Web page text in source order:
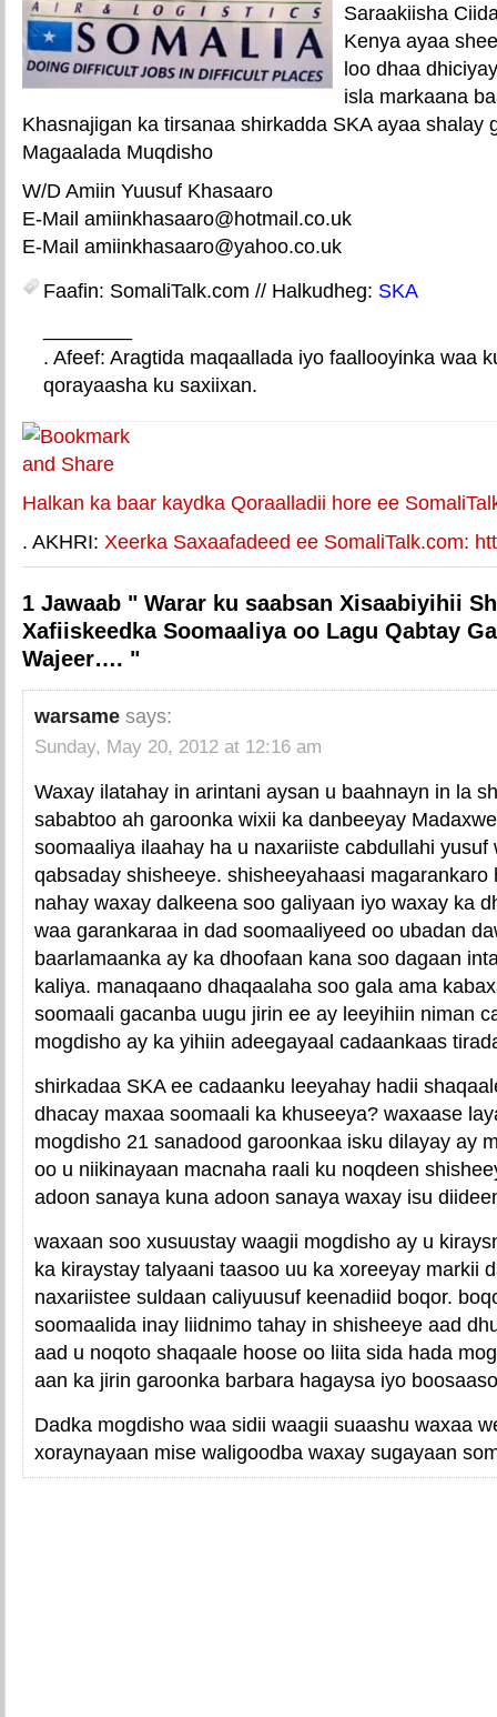
Saraakiisha
Kenya ayaa
loo dhaa
isla markaana
Khasnajigan ka tirsanaa shirkadda SKA ayaa shalay
Magaalada Muqdisho
W/D Amiin Yuusuf Khasaaro
E-Mail amiinkhasaaro@hotmail.co.uk
E-Mail amiinkhasaaro@yahoo.co.uk
Faafin: SomaliTalk.com // Halkudheg: SKA
. Afeef: Aragtida maqaallada iyo faallooyinka waa
qorayaasha ku saxiixan.
Halkan ka baar kaydka Qoraalladii hore ee
. AKHRI: Xeerka Saxaafadeed ee SomaliTalk.com:
1 Jawaab " Warar ku saabsan Xisaabiyihii
Xafiiskeedka Soomaaliya oo Lagu Qabtay
Wajeer…. "
warsame says:
Sunday, May 20, 2012 at 12:16 am
Waxay ilatahay in arintani aysan u baahnayn in la
sababtoo ah garoonka wixii ka danbeeyay
soomaaliya ilaahay ha u naxariiste cabdullahi yusuf
qabsaday shisheeye. shisheeyahaasi magarankaro
nahay waxay dalkeena soo galiyaan iyo waxay ka
waa garankaraa in dad soomaaliyeed oo ubadan
baarlamaanka ay ka dhoofaan kana soo dagaan
kaliya. manaqaano dhaqaalaha soo gala ama
soomaali gacanba uugu jirin ee ay leeyihiin niman
mogdisho ay ka yihiin adeegayaal cadaankaas
shirkadaa SKA ee cadaanku leeyahay hadii
dhacay maxaa soomaali ka khuseeya? waxaase
mogdisho 21 sanadood garoonkaa isku dilayay ay
oo u niikinayaan macnaha raali ku noqdeen
adoon sanaya kuna adoon sanaya waxay isu
waxaan soo xusuustay waagii mogdisho ay u
ka kiraystay talyaani taasoo uu ka xoreeyay markii
naxariistee suldaan caliyuusuf keenadiid boqor.
soomaalida inay liidnimo tahay in shisheeye aad
aad u noqoto shaqaale hoose oo liita sida hada
aan ka jirin garoonka barbara hagaysa iyo
Dadka mogdisho waa sidii waagii suaashu waxaa
xoraynayaan mise waligoodba waxay sugayaan